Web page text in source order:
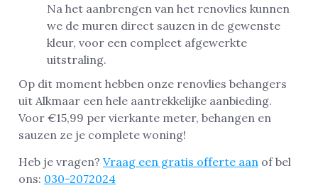
Na het aanbrengen van het renovlies kunnen
we de muren direct sauzen in de gewenste
kleur, voor een compleet afgewerkte
uitstraling.
Op dit moment hebben onze renovlies behangers
uit Alkmaar een hele aantrekkelijke aanbieding.
Voor €15,99 per vierkante meter, behangen en
sauzen ze je complete woning!
Heb je vragen? Vraag een gratis offerte aan of bel
ons: 030-2072024